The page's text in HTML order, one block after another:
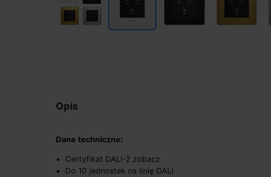
Opis
Dane techniczne:
Certyfikat DALI-2 zobacz
Do 10 jednostek na linię DALI